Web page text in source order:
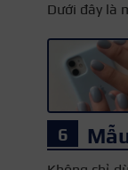
Dưới đây là